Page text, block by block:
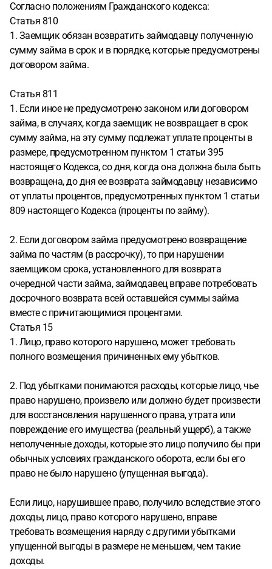
Согласно положениям Гражданского кодекса:
Статья 810
1. Заемщик обязан возвратить займодавцу полученную
сумму займа в срок и в порядке, которые предусмотрены
договором займа.
Статья 811
1. Если иное не предусмотрено законом или договором
займа, в случаях, когда заемщик не возвращает в срок
сумму займа, на эту сумму подлежат уплате проценты в
размере, предусмотренном пунктом 1 статьи 395
настоящего Кодекса, со дня, когда она должна была быть
возвращена, до дня ее возврата займодавцу независимо
от уплаты процентов, предусмотренных пунктом 1 статьи
809 настоящего Кодекса (проценты по займу).
2. Если договором займа предусмотрено возвращение
займа по частям (в рассрочку), то при нарушении
заемщиком срока, установленного для возврата
очередной части займа, займодавец вправе потребовать
досрочного возврата всей оставшейся суммы займа
вместе с причитающимися процентами.
Статья 15
1. Лицо, право которого нарушено, может требовать
полного возмещения причиненных ему убытков.
2. Под убытками понимаются расходы, которые лицо, чье
право нарушено, произвело или должно будет произвести
для восстановления нарушенного права, утрата или
повреждение его имущества (реальный ущерб), а также
неполученные доходы, которые это лицо получило бы при
обычных условиях гражданского оборота, если бы его
право не было нарушено (упущенная выгода).
Если лицо, нарушившее право, получило вследствие этого
доходы, лицо, право которого нарушено, вправе
требовать возмещения наряду с другими убытками
упущенной выгоды в размере не меньшем, чем такие
доходы.